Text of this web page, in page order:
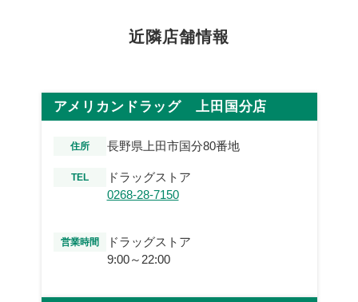
近隣店舗情報
アメリカンドラッグ 上田国分店
住所 長野県上田市国分80番地
TEL
ドラッグストア
0268-28-7150
営業時間
ドラッグストア
9:00～22:00